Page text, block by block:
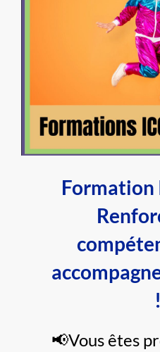
Formation
!
📢Vous êtes